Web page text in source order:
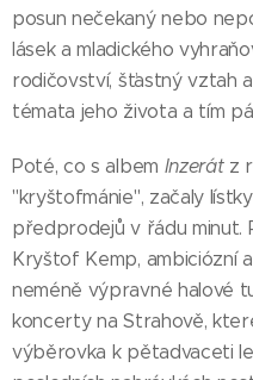
posun nečekaný nebo
lásek a mladického
rodičovství, šťastný vztah
témata jeho života a tím
Poté, co s albem Inzerátz
"kryštofmánie", začaly
předprodejů v řádu minut.
Kryštof Kemp, ambiciózní
neméně výpravné halové
koncerty na Strahově,
výběrovka k pětadvaceti